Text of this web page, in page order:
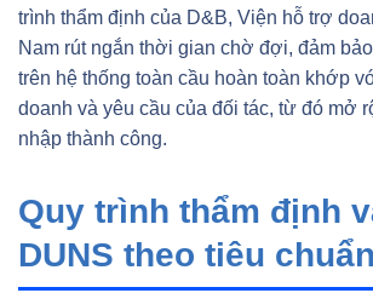
trình thẩm định của D&B, Viện hỗ trợ
Nam rút ngắn thời gian chờ đợi, đảm
trên hệ thống toàn cầu hoàn toàn khớp
doanh và yêu cầu của đối tác, từ đó mở
nhập thành công.
Quy trình thẩm định
DUNS theo tiêu